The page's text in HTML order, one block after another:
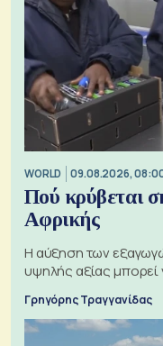
WORLD 09.08.2026,
Πού κρύβεται
Αφρικής
Η αύξηση των
υψηλής αξίας μπορεί
Γρηγόρης Τραγγανίδας